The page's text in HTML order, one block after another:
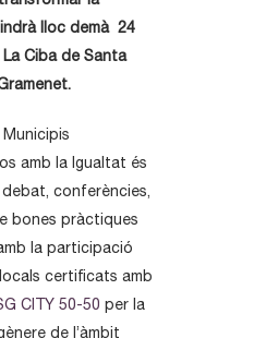
lloc demà 24
Ciba de Santa
Municipis
amb la Igualtat és
conferències,
bones pràctiques
la participació
certificats amb
CITY 50-50 per la
de l’àmbit